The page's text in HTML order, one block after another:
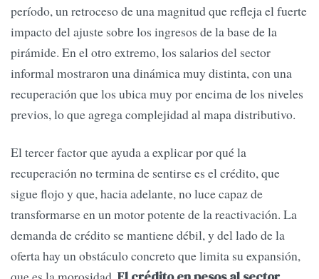
período, un retroceso de una magnitud que refleja el fuerte
impacto del ajuste sobre los ingresos de la base de la
pirámide. En el otro extremo, los salarios del sector
informal mostraron una dinámica muy distinta, con una
recuperación que los ubica muy por encima de los niveles
previos, lo que agrega complejidad al mapa distributivo.
El tercer factor que ayuda a explicar por qué la
recuperación no termina de sentirse es el crédito, que
sigue flojo y que, hacia adelante, no luce capaz de
transformarse en un motor potente de la reactivación. La
demanda de crédito se mantiene débil, y del lado de la
oferta hay un obstáculo concreto que limita su expansión,